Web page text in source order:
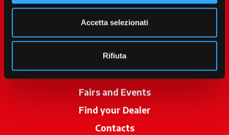
Accetta selezionati
Rifiuta
Products
Services
Promotions
News
Fairs and Events
Find your Dealer
Contacts